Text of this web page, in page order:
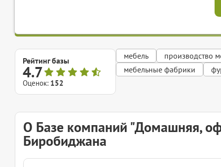
Рейтинг базы
4.7
Оценок: 152
мебель
производство
мебельные фабрики
О Базе компаний "Домашняя,
Биробиджана